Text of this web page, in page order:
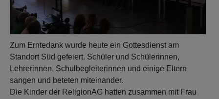
Zum Erntedank wurde heute ein Gottesdienst am
Standort Süd gefeiert. Schüler und Schülerinnen,
Lehrerinnen, Schulbegleiterinnen und einige Eltern
sangen und beteten miteinander.
Die Kinder der ReligionAG hatten zusammen mit Frau